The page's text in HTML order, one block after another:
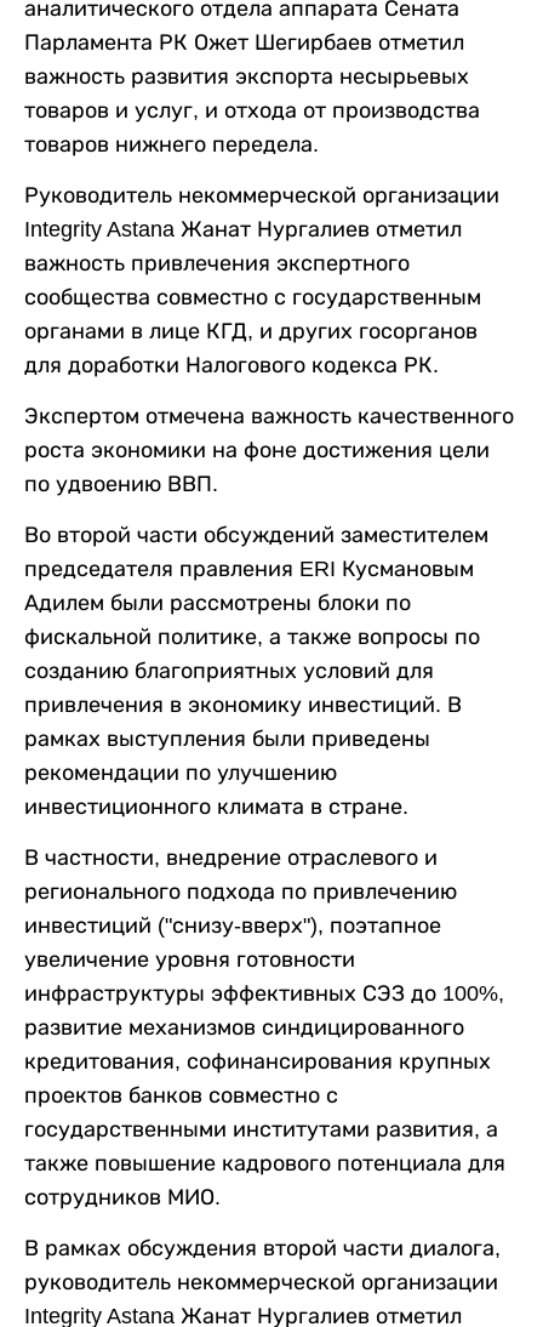
аналитического отдела аппарата Сената
Парламента РК Ожет Шегирбаев отметил
важность развития экспорта несырьевых
товаров и услуг, и отхода от производства
товаров нижнего передела.
Руководитель некоммерческой организации
Integrity Astana Жанат Нургалиев отметил
важность привлечения экспертного
сообщества совместно с государственным
органами в лице КГД, и других госорганов
для доработки Налогового кодекса РК.
Экспертом отмечена важность качественного
роста экономики на фоне достижения цели
по удвоению ВВП.
Во второй части обсуждений заместителем
председателя правления ERI Кусмановым
Адилем были рассмотрены блоки по
фискальной политике, а также вопросы по
созданию благоприятных условий для
привлечения в экономику инвестиций. В
рамках выступления были приведены
рекомендации по улучшению
инвестиционного климата в стране.
В частности, внедрение отраслевого и
регионального подхода по привлечению
инвестиций ("снизу-вверх"), поэтапное
увеличение уровня готовности
инфраструктуры эффективных СЭЗ до 100%,
развитие механизмов синдицированного
кредитования, софинансирования крупных
проектов банков совместно с
государственными институтами развития, а
также повышение кадрового потенциала для
сотрудников МИО.
В рамках обсуждения второй части диалога,
руководитель некоммерческой организации
Integrity Astana Жанат Нургалиев отметил